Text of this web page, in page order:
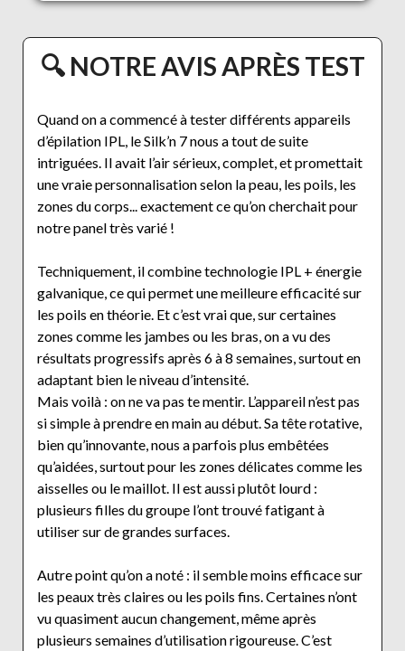
🔍 NOTRE AVIS APRÈS TEST
Quand on a commencé à tester différents appareils
d’épilation IPL, le Silk’n 7 nous a tout de suite
intriguées. Il avait l’air sérieux, complet, et promettait
une vraie personnalisation selon la peau, les poils, les
zones du corps... exactement ce qu’on cherchait pour
notre panel très varié !
Techniquement, il combine technologie IPL + énergie
galvanique, ce qui permet une meilleure efficacité sur
les poils en théorie. Et c’est vrai que, sur certaines
zones comme les jambes ou les bras, on a vu des
résultats progressifs après 6 à 8 semaines, surtout en
adaptant bien le niveau d’intensité.
Mais voilà : on ne va pas te mentir. L’appareil n’est pas
si simple à prendre en main au début. Sa tête rotative,
bien qu’innovante, nous a parfois plus embêtées
qu’aidées, surtout pour les zones délicates comme les
aisselles ou le maillot. Il est aussi plutôt lourd :
plusieurs filles du groupe l’ont trouvé fatigant à
utiliser sur de grandes surfaces.
Autre point qu’on a noté : il semble moins efficace sur
les peaux très claires ou les poils fins. Certaines n’ont
vu quasiment aucun changement, même après
plusieurs semaines d’utilisation rigoureuse. C’est